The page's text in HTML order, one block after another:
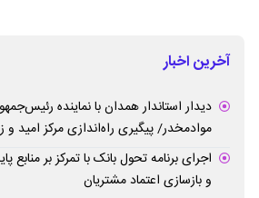
آخرین اخبار
دیدار استاندار همدان با نماینده
موادمخدر/ پیگیری راه‌اندازی مرکز امید
اجرای برنامه تحول بانک با تمرکز بر منابع
و بازسازی اعتماد مشتریان